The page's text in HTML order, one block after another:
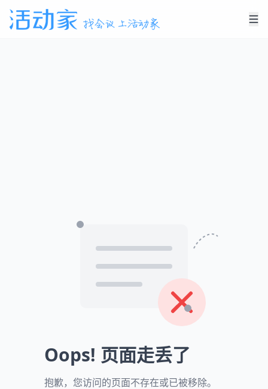
Oops! 页面走丢了
抱歉，您访问的页面不存在或已被移除。